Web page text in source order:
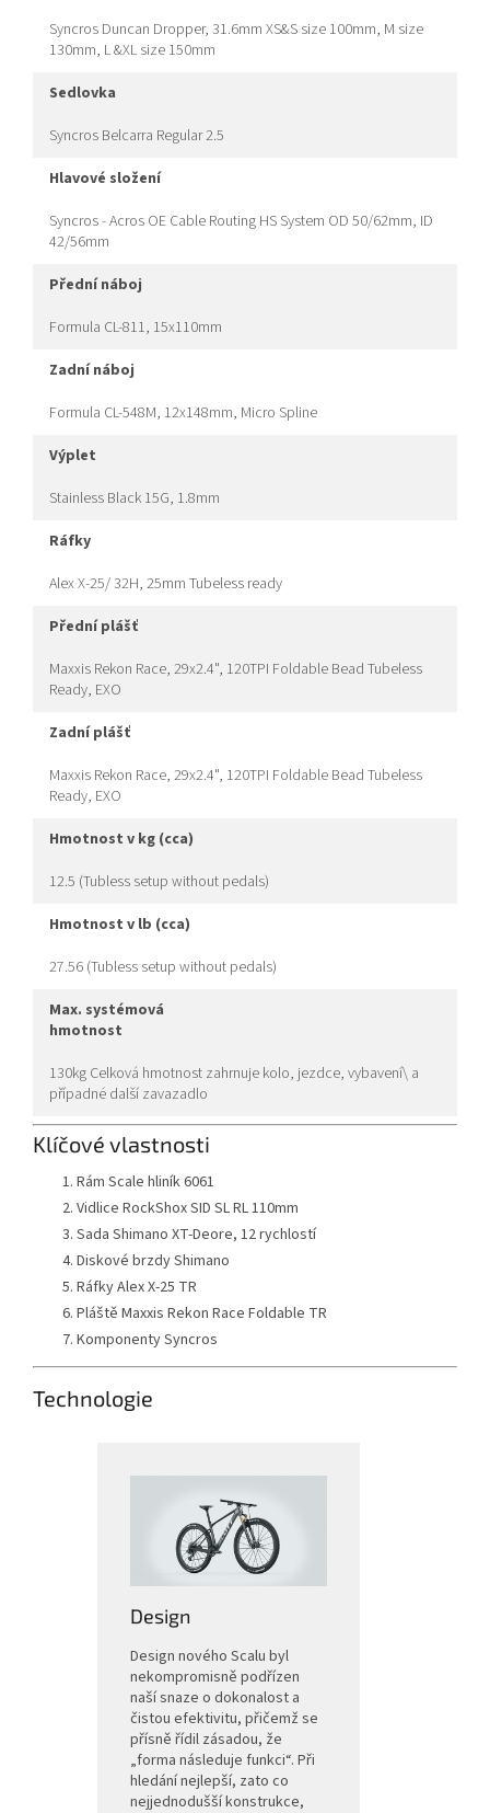
Syncros Duncan Dropper, 31.6mm XS&S size 100mm, M size
130mm, L &XL size 150mm
sedlovka
Syncros Belcarra Regular 2.5
hlavové složení
Syncros - Acros OE Cable Routing HS System OD 50/62mm, ID
42/56mm
přední náboj
Formula CL-811, 15x110mm
zadní náboj
Formula CL-548M, 12x148mm, Micro Spline
výplet
Stainless Black 15G, 1.8mm
ráfky
Alex X-25/ 32H, 25mm Tubeless ready
přední plášť
Maxxis Rekon Race, 29x2.4", 120TPI Foldable Bead Tubeless
Ready, EXO
zadní plášť
Maxxis Rekon Race, 29x2.4", 120TPI Foldable Bead Tubeless
Ready, EXO
hmotnost v kg (cca)
12.5 (Tubless setup without pedals)
hmotnost v lb (cca)
27.56 (Tubless setup without pedals)
max. systémová
hmotnost
130kg Celková hmotnost zahrnuje kolo, jezdce, vybavení\ a
případné další zavazadlo
Klíčové vlastnosti
Rám Scale hliník 6061
Vidlice RockShox SID SL RL 110mm
Sada Shimano XT-Deore, 12 rychlostí
Diskové brzdy Shimano
Ráfky Alex X-25 TR
Pláště Maxxis Rekon Race Foldable TR
Komponenty Syncros
Technologie
Design
Design nového Scalu byl
nekompromisně podřízen
naší snaze o dokonalost a
čistou efektivitu, přičemž se
přísně řídil zásadou, že
„forma následuje funkci“. Při
hledání nejlepší, zato co
nejjednodušší konstrukce,